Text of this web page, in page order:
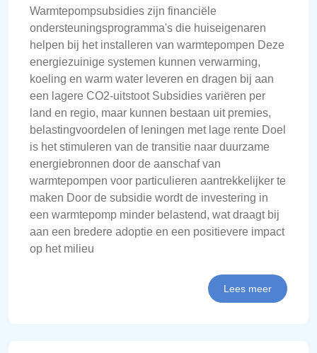
Warmtepompsubsidies zijn financiële
ondersteuningsprogramma's die huiseigenaren
helpen bij het installeren van warmtepompen Deze
energiezuinige systemen kunnen verwarming,
koeling en warm water leveren en dragen bij aan
een lagere CO2-uitstoot Subsidies variëren per
land en regio, maar kunnen bestaan uit premies,
belastingvoordelen of leningen met lage rente Doel
is het stimuleren van de transitie naar duurzame
energiebronnen door de aanschaf van
warmtepompen voor particulieren aantrekkelijker te
maken Door de subsidie wordt de investering in
een warmtepomp minder belastend, wat draagt bij
aan een bredere adoptie en een positievere impact
op het milieu
Lees meer